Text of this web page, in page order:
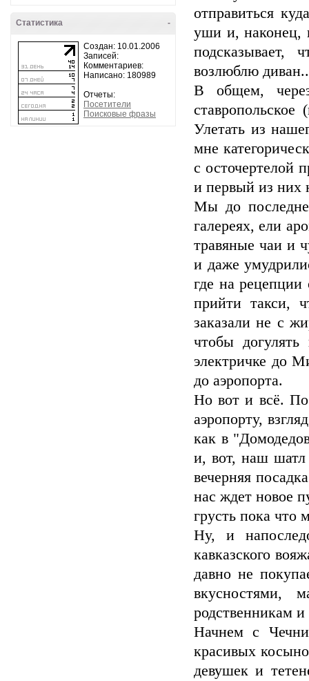
-
Статистика
Создан: 10.01.2006
Записей:
Комментариев:
Написано: 180989
Отчеты:
Посетители
Поисковые фразы
отправиться
уши и, наконец,
возлюблю
В общем,
Улетать из
мне
с осточертелой
и первый из них
Мы до
галереях, ели
травяные чаи и
и даже
где на
прийти такси,
заказали не с
чтобы
электричке до
до аэропорта.
Но вот и всё.
аэропорту,
как в
и, вот, наш шатл
вечерняя
нас ждет новое
грусть пока что
Ну, и
кавказского
давно не
вкусностями,
родственникам и
Начнем с
красивых
девушек и